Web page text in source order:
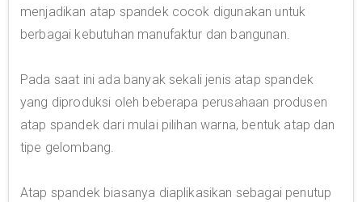
menjadikan atap spandek cocok digunakan untuk
berbagai kebutuhan manufaktur dan bangunan.
Pada saat ini ada banyak sekali jenis atap spandek
yang diproduksi oleh beberapa perusahaan produsen
atap spandek dari mulai pilihan warna, bentuk atap dan
tipe gelombang.
Atap spandek biasanya diaplikasikan sebagai penutup